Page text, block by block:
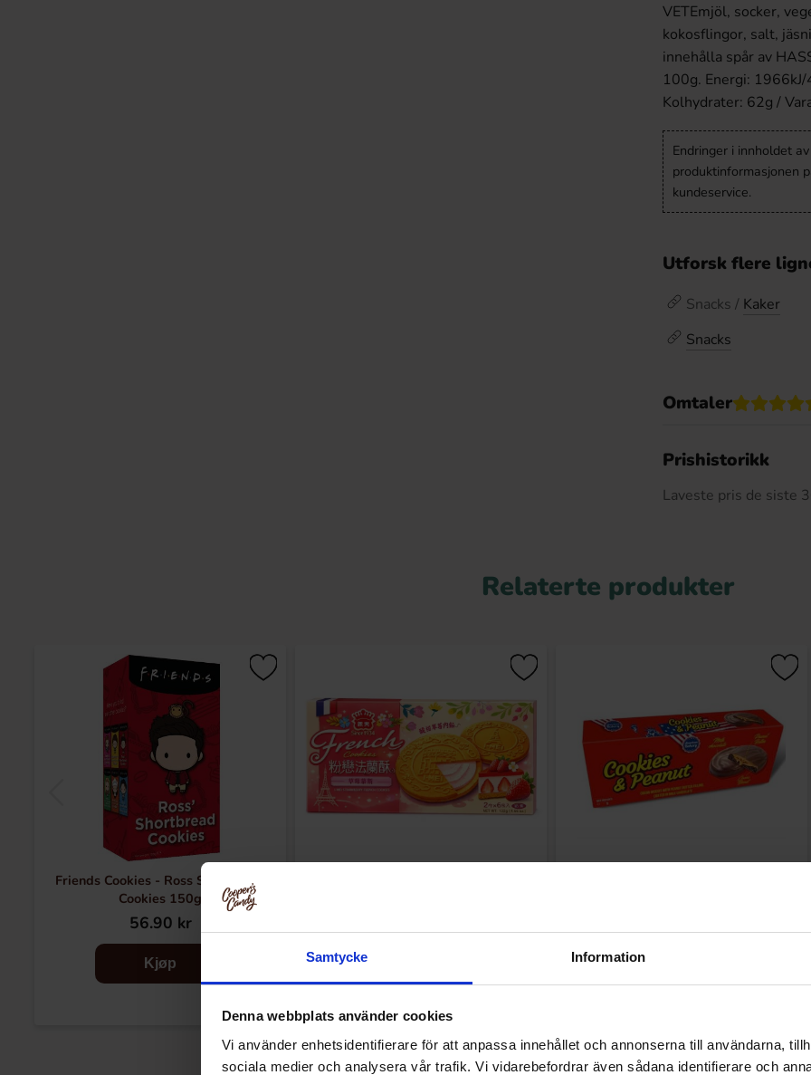
Samtycke Information
Denna webbplats använder cookies
Vi använder enhetsidentifierare för att anpassa innehållet och annonserna till användarna,
sociala medier och analysera vår trafik. Vi vidarebefordrar även sådana identifierare och
VETEmjöl, socker,
kokosflingor, salt,
innehålla spår av
100g. Energi:
Kolhydrater: 62g /
Endringer i innholdet
produktinformasjonen
kundeservice.
Utforsk flere
Snacks / Kaker
Snacks
Omtaler
Prishistorikk
Laveste pris de siste
Relaterte produkter
Friends Cookies - Ross Shortbread
Cookies 150g
56.90 kr
Kjøp